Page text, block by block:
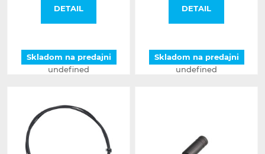
DETAIL
Skladom na predajni
undefined
DETAIL
Skladom na predajni
undefined